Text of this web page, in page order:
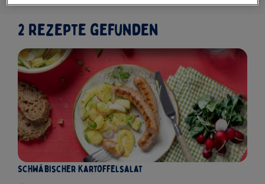
Filters
2 Rezepte gefunden
Schwäbischer Kartoffelsalat